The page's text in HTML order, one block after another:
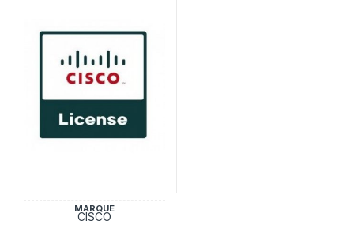
MARQUE
CISCO